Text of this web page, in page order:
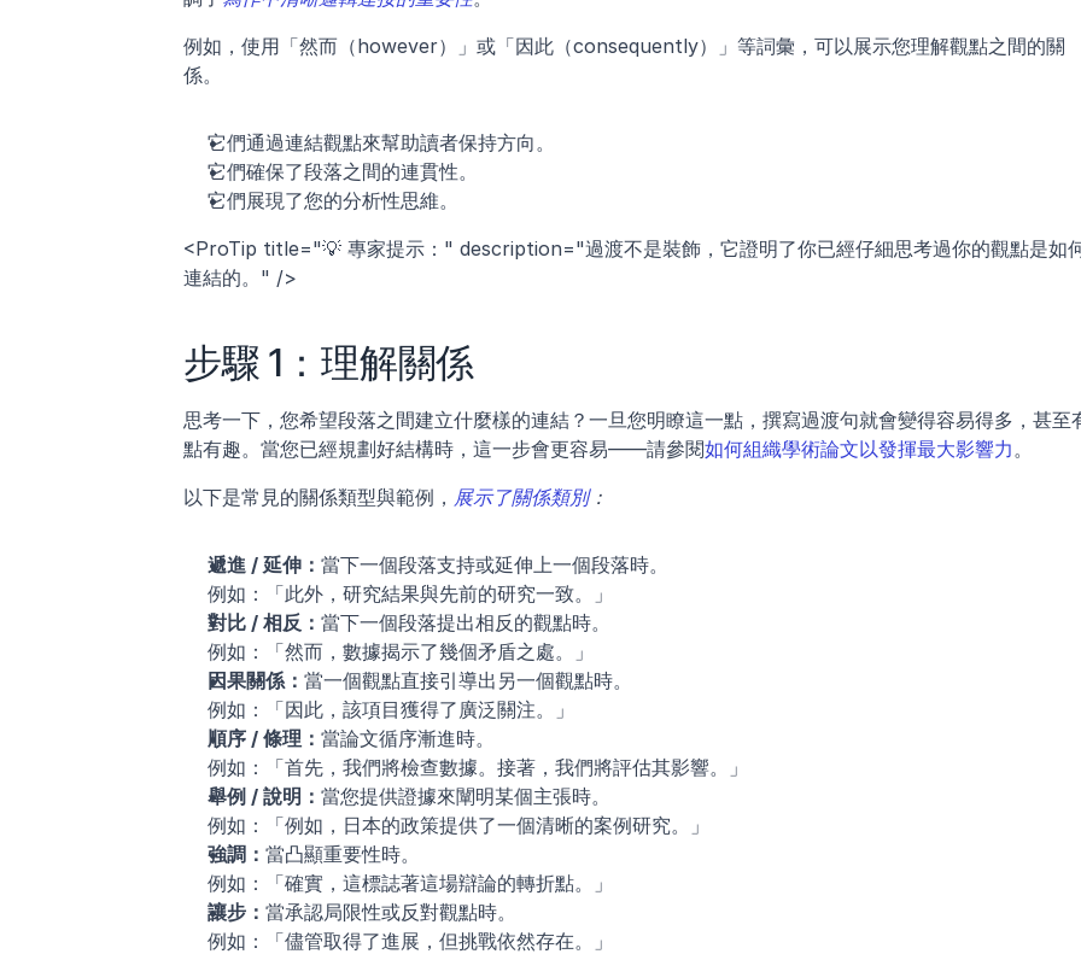
例如，使用「然而（however）」或「因此（consequently）」等詞彙，可以展示您理解觀點之間的關
係。
它們通過連結觀點來幫助讀者保持方向。
它們確保了段落之間的連貫性。
它們展現了您的分析性思維。
<ProTip title="💡 專家提示：" description="過渡不是裝飾，它證明了你已經仔細思考過你的觀點是如
連結的。" />
步驟 1：理解關係
思考一下，您希望段落之間建立什麼樣的連結？一旦您明瞭這一點，撰寫過渡句就會變得容易得多，甚至
點有趣。當您已經規劃好結構時，這一步會更容易——請參閱如何組織學術論文以發揮最大影響力 。
以下是常見的關係類型與範例， 展示了關係類別：
遞進 / 延伸： 當下一個段落支持或延伸上一個段落時。
例如：「此外，研究結果與先前的研究一致。」
對比 / 相反： 當下一個段落提出相反的觀點時。
例如：「然而，數據揭示了幾個矛盾之處。」
因果關係： 當一個觀點直接引導出另一個觀點時。
例如：「因此，該項目獲得了廣泛關注。」
順序 / 條理： 當論文循序漸進時。
例如：「首先，我們將檢查數據。接著，我們將評估其影響。」
舉例 / 說明： 當您提供證據來闡明某個主張時。
例如：「例如，日本的政策提供了一個清晰的案例研究。」
強調： 當凸顯重要性時。
例如：「確實，這標誌著這場辯論的轉折點。」
讓步： 當承認局限性或反對觀點時。
例如：「儘管取得了進展，但挑戰依然存在。」